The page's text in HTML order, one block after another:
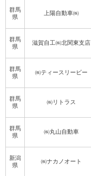
群馬
県
上陽自動車㈱
群馬
県
滋賀自工㈱北関東支店
群馬
県
㈱ティースリービー
群馬
県
㈱リトラス
群馬
県
㈱丸山自動車
新潟
県
㈱ナカノオート